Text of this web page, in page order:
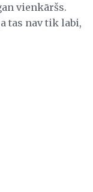
vienkāršs.
tas nav tik labi,